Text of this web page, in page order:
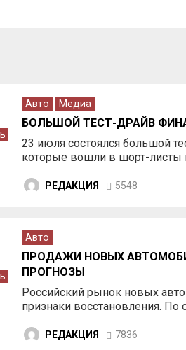
Авто Медиа
БОЛЬШОЙ ТЕСТ-ДРАЙВ
23 июля состоялся большой
которые вошли в шорт-листы
РЕДАКЦИЯ 5548
Авто
ПРОДАЖИ НОВЫХ
ПРОГНОЗЫ
Российский рынок новых
признаки восстановления. По
РЕДАКЦИЯ 7836